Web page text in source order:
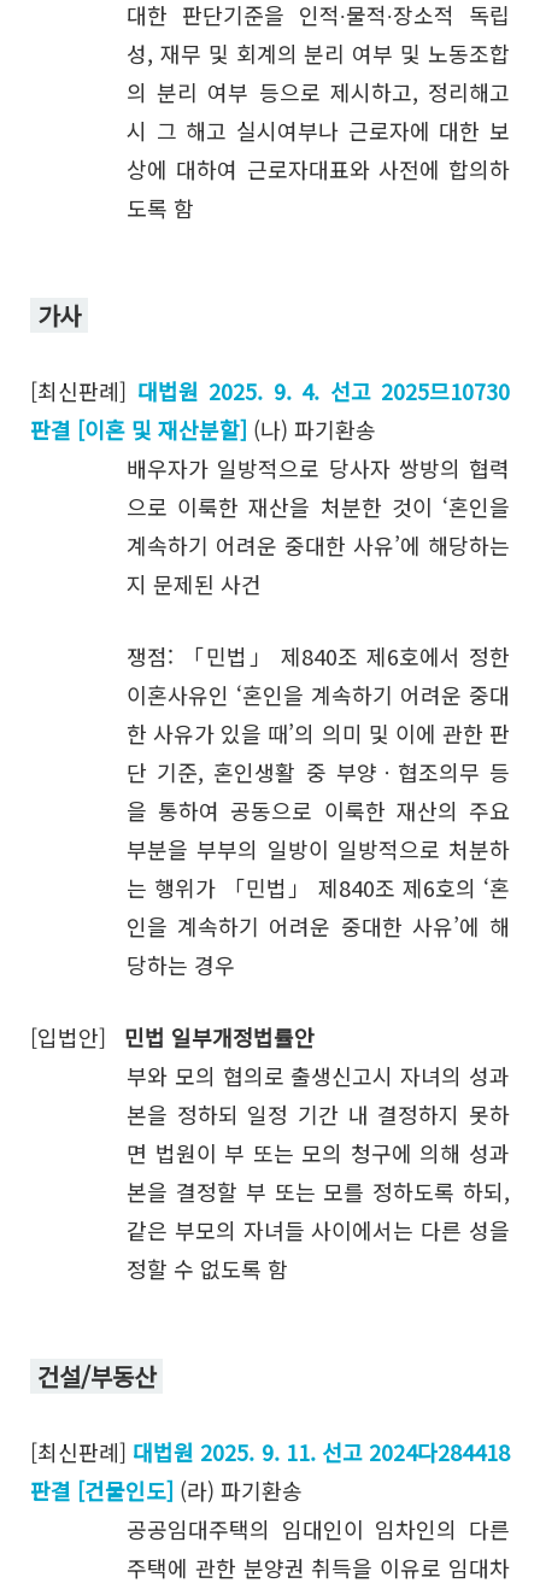
공유하기
대한 판단기준을 인적∙물적∙장소적 독립
성, 재무 및 회계의 분리 여부 및 노동조합
의 분리 여부 등으로 제시하고, 정리해고
시 그 해고 실시여부나 근로자에 대한 보
상에 대하여 근로자대표와 사전에 합의하
도록 함
가사
[최신판례] 대법원 2025. 9. 4. 선고 2025므10730
판결 [이혼 및 재산분할] (나) 파기환송
배우자가 일방적으로 당사자 쌍방의 협력
으로 이룩한 재산을 처분한 것이 ‘혼인을
계속하기 어려운 중대한 사유’에 해당하는
지 문제된 사건
쟁점: 「민법」 제840조 제6호에서 정한
이혼사유인 ‘혼인을 계속하기 어려운 중대
한 사유가 있을 때’의 의미 및 이에 관한 판
단 기준, 혼인생활 중 부양ㆍ협조의무 등
을 통하여 공동으로 이룩한 재산의 주요
부분을 부부의 일방이 일방적으로 처분하
는 행위가 「민법」 제840조 제6호의 ‘혼
인을 계속하기 어려운 중대한 사유’에 해
당하는 경우
[입법안] 민법 일부개정법률안
부와 모의 협의로 출생신고시 자녀의 성과
본을 정하되 일정 기간 내 결정하지 못하
면 법원이 부 또는 모의 청구에 의해 성과
본을 결정할 부 또는 모를 정하도록 하되,
같은 부모의 자녀들 사이에서는 다른 성을
정할 수 없도록 함
건설/부동산
[최신판례] 대법원 2025. 9. 11. 선고 2024다284418
판결 [건물인도] (라) 파기환송
공공임대주택의 임대인이 임차인의 다른
주택에 관한 분양권 취득을 이유로 임대차